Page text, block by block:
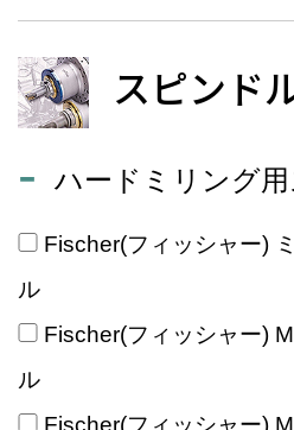
スピンド
ハードミリング
Fischer(フィッシャー)
ル
Fischer(フィッシャー)
ル
Fischer(フィッシャー)